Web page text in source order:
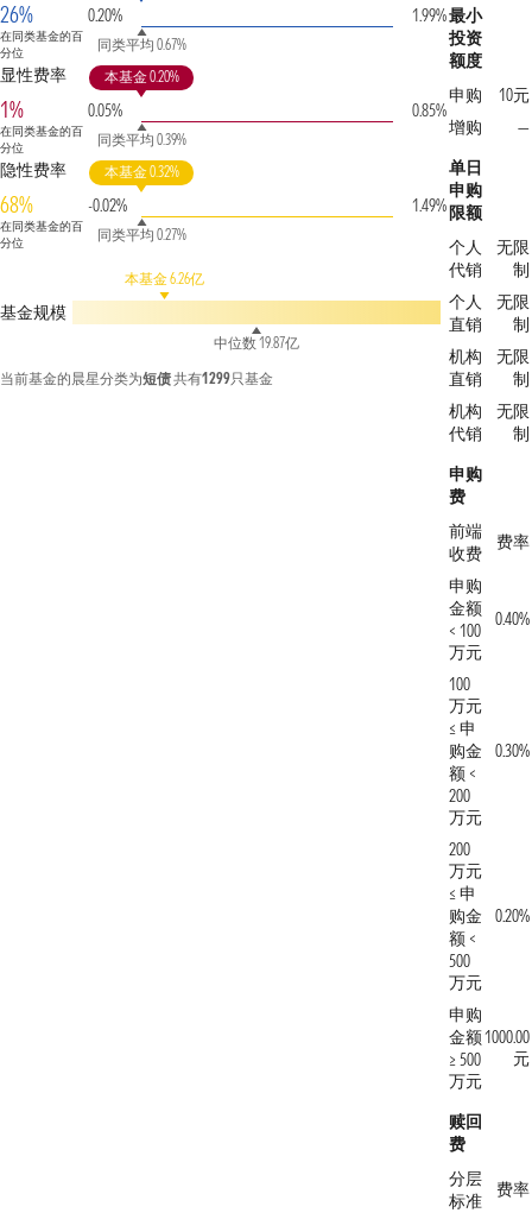
26%
在同类基金的百
分位
0.20%
同类平均 0.67%
1.99%
显性费率
1%
在同类基金的百
分位
0.05%
本基金 0.20%
同类平均 0.39%
0.85%
隐性费率
68%
在同类基金的百
分位
-0.02%
本基金 0.32%
同类平均 0.27%
1.49%
基金规模
本基金 6.26亿
中位数 19.87亿
当前基金的晨星分类为短债共有1299只基金
最小
投资
额度
申购
10元
增购
—
单日
申购
限额
个人
代销
无限
制
个人
直销
无限
制
机构
直销
无限
制
机构
代销
无限
制
申购
费
前端
收费
费率
申购
金额
< 100
万元
0.40%
100
万元
≤ 申
购金
额 <
200
万元
0.30%
200
万元
≤ 申
购金
额 <
500
万元
0.20%
申购
金额
≥ 500
万元
1000.00
元
赎回
费
分层
标准
费率